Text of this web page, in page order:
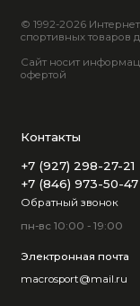
© 1992-2026
спортивных товаров
Сайт носит
офертой
Контакты
+7 (927) 298-27-21
+7 (846) 973-50-47
Обратный звонок
пн-вс 10:00 - 19:00
Электронная почта
macrosport@mail.ru